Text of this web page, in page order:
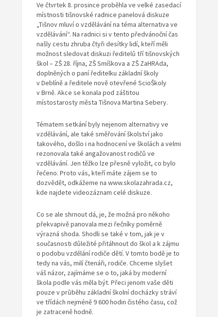
Ve čtvrtek 8. prosince proběhla ve velké zasedací
místnosti tišnovské radnice panelová diskuze
„Tišnov mluví o vzdělávání na téma alternativa ve
vzdělávání“. Na radnici si v tento předvánoční čas
našly cestu zhruba čtyři desítky lidí, kteří měli
možnost sledovat diskuzi ředitelů tří tišnovských
škol – ZŠ 28. října, ZŠ Smíškova a ZŠ ZaHRAda,
doplněných o paní ředitelku základní školy
v Deblíně a ředitele nově otevřené ScioŠkoly
v Brně. Akce se konala pod záštitou
místostarosty města Tišnova Martina Sebery.
Tématem setkání byly nejenom alternativy ve
vzdělávání, ale také směřování školství jako
takového, došlo i na hodnocení ve školách a velmi
rezonovala také angažovanost rodičů ve
vzdělávání. Jen těžko lze přesně vyložit, co bylo
řečeno. Proto vás, kteří máte zájem se to
dozvědět, odkážeme na www.skolazahrada.cz,
kde najdete videozáznam celé diskuze.
Co se ale shrnout dá, je, že možná pro někoho
překvapivě panovala mezi řečníky poměrně
výrazná shoda. Shodli se také v tom, jak je v
současnosti důležité přitáhnout do škol a k zájmu
o podobu vzdělání rodiče dětí. V tomto bodě je to
tedy na vás, milí čtenáři, rodiče. Chceme slyšet
váš názor, zajímáme se o to, jaká by moderní
škola podle vás měla být. Přeci jenom vaše děti
pouze v průběhu základní školní docházky stráví
ve třídách nejméně 9 600 hodin čistého času, což
je zatraceně hodně.